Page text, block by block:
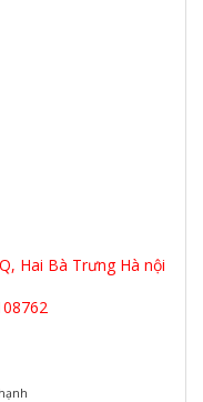
Hai Bà Trưng Hà nội